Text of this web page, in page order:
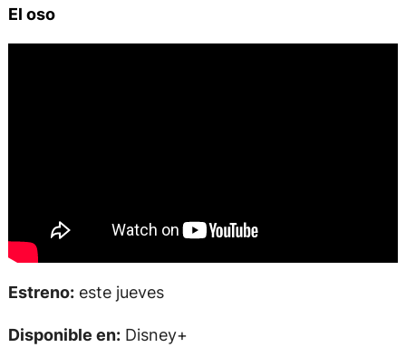
El oso
Estreno:este jueves
Disponible en:Disney+